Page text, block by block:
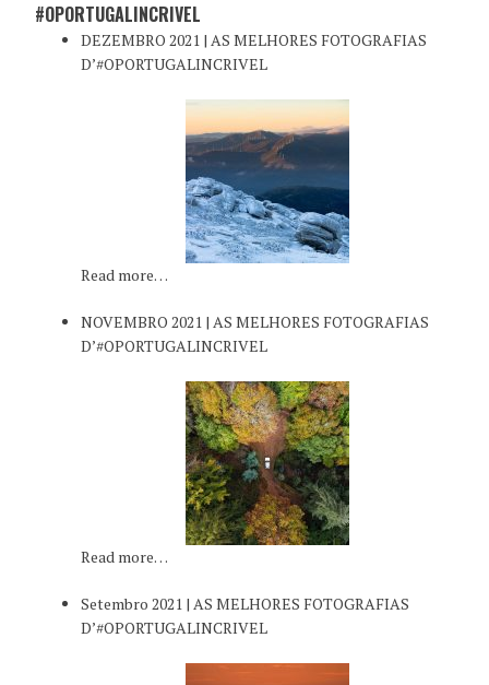
#OPORTUGALINCRIVEL
DEZEMBRO 2021 | AS MELHORES FOTOGRAFIAS
D’#OPORTUGALINCRIVEL
Read more…
NOVEMBRO 2021 | AS MELHORES FOTOGRAFIAS
D’#OPORTUGALINCRIVEL
Read more…
Setembro 2021 | AS MELHORES FOTOGRAFIAS
D’#OPORTUGALINCRIVEL